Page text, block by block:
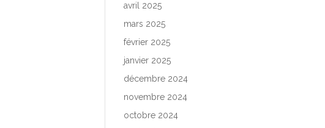
avril 2025
mars 2025
février 2025
janvier 2025
décembre 2024
novembre 2024
octobre 2024